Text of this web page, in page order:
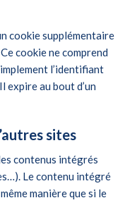
cookie supplémentaire
cookie ne comprend
l’identifiant
expire au bout d’un
sites
contenus intégrés
Le contenu intégré
manière que si le